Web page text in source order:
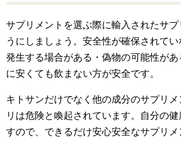
サプリメントを選ぶ際に輸入されたサプ
うにしましょう。安全性が確保されて
発生する場合がある・偽物の可能性が
に安くても飲まない方が安全です。
キトサンだけでなく他の成分のサプリ
リは危険と喚起されています。自分の
すので、できるだけ安心安全なサプリ